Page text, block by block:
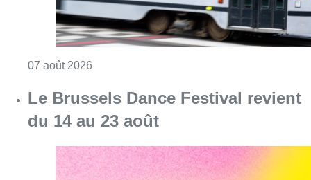
07 août 2026
Le Brussels Dance Festival revient
du 14 au 23 août